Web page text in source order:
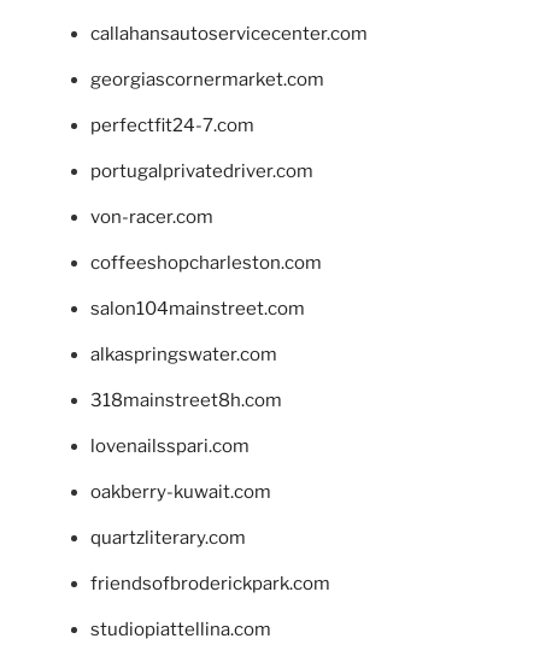
callahansautoservicecenter.com
georgiascornermarket.com
perfectfit24-7.com
portugalprivatedriver.com
von-racer.com
coffeeshopcharleston.com
salon104mainstreet.com
alkaspringswater.com
318mainstreet8h.com
lovenailsspari.com
oakberry-kuwait.com
quartzliterary.com
friendsofbroderickpark.com
studiopiattellina.com